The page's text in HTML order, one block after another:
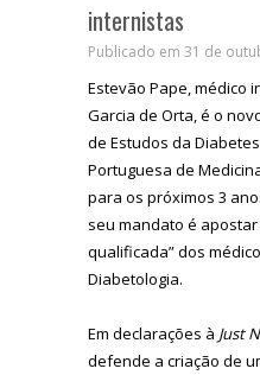
internistas
Publicado em 31 de
Estevão Pape, médico
Garcia de Orta, é o
de Estudos da Diabetes
Portuguesa de
para os próximos 3
seu mandato é
qualificada” dos
Diabetologia.
Em declarações à Just
defende a criação de